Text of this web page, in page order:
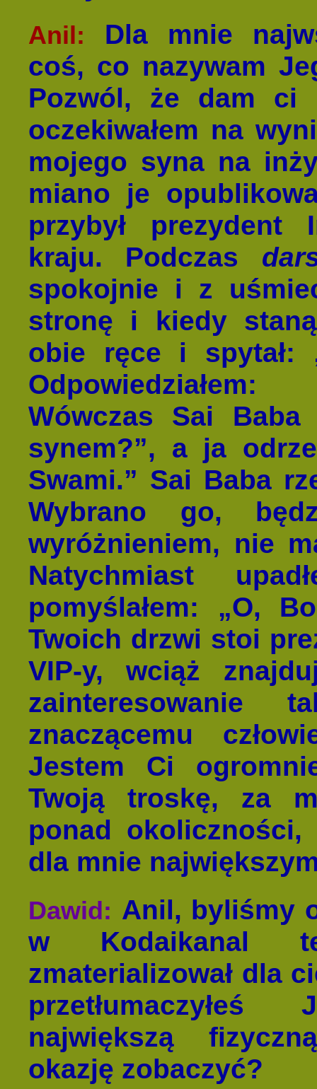
Anil:
Dla mnie
coś, co nazywam
Pozwól, że dam ci
oczekiwałem na
mojego syna na
miano je
przybył prezydent
kraju. Podczas
spokojnie i z
stronę i kiedy
obie ręce i spytał:
Wówczas Sai
synem?”, a ja
Swami.” Sai Baba
Wybrano go,
wyróżnieniem, nie
Natychmiast
pomyślałem: „O,
Twoich drzwi stoi
VIP-y, wciąż
zainteresowanie
znaczącemu
Jestem Ci
Twoją troskę, za
ponad
dla mnie
Dawid: Anil, byliśmy
w Kodaikanal
zmaterializował dla
największą
okazję zobaczyć?